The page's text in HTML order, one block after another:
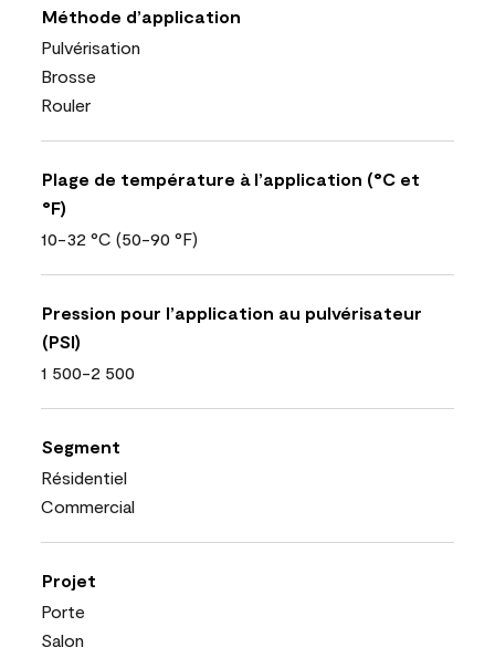
Méthode d’application
Pulvérisation
Brosse
Rouler
Plage de température à l’application (°C et
°F)
10-32 °C (50-90 °F)
Pression pour l’application au pulvérisateur
(PSI)
1 500-2 500
Segment
Résidentiel
Commercial
Projet
Porte
Salon